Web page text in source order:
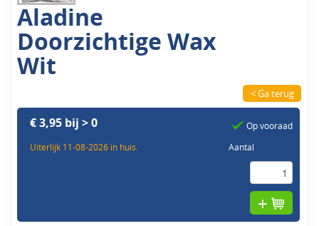
Aladine
Doorzichtige Wax
Wit
< Ga terug
€ 3,95 bij > 0
Uiterlijk 11-08-2026 in huis.
Op vooraad
Aantal